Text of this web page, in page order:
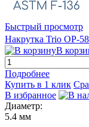
Быстрый просмотр
Накрутка Trio OP-
В
Подробнее
Купить в 1 клик
В избранное
Диаметр:
5.4 мм